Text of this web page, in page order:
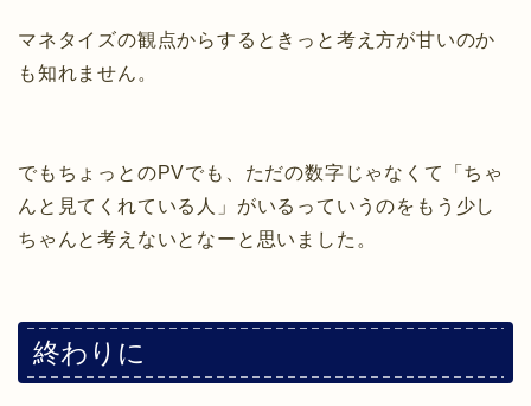
マネタイズの観点からするときっと考え方が甘いのか
も知れません。
でもちょっとのPVでも、ただの数字じゃなくて「ちゃ
んと見てくれている人」がいるっていうのをもう少し
ちゃんと考えないとなーと思いました。
終わりに